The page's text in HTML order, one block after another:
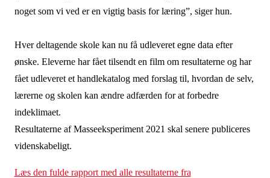
noget som vi ved er en vigtig basis for læring”, siger hun.
Hver deltagende skole kan nu få udleveret egne data efter
ønske. Eleverne har fået tilsendt en film om resultaterne og har
fået udleveret et handlekatalog med forslag til, hvordan de selv,
lærerne og skolen kan ændre adfærden for at forbedre
indeklimaet.
Resultaterne af Masseeksperiment 2021 skal senere publiceres
videnskabeligt.
Læs den fulde rapport med alle resultaterne fra